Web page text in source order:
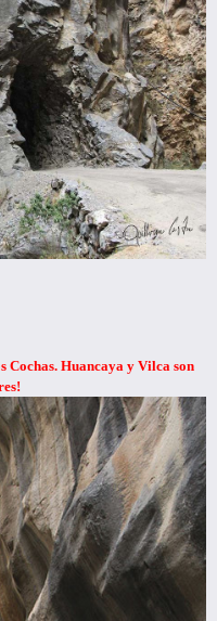
Cochas. Huancaya y Vilca son